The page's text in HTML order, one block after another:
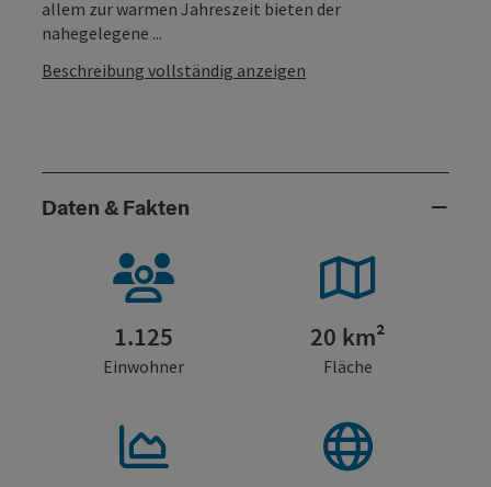
allem zur warmen Jahreszeit bieten der
nahegelegene ...
Beschreibung vollständig anzeigen
Daten & Fakten
1.125
Einwohner
20 km²
Fläche